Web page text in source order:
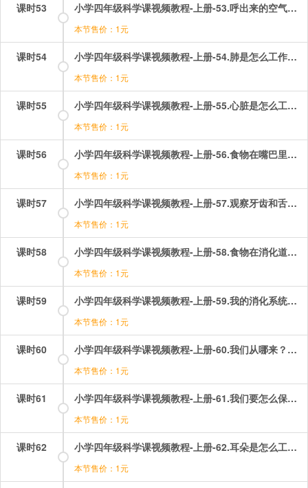
课时53 小学四年级科学课视频教程-上册-53.呼出来的空气.mp4
本节售价：1元
课时54 小学四年级科学课视频教程-上册-54.肺是怎么工作的？.mp4
本节售价：1元
课时55 小学四年级科学课视频教程-上册-55.心脏是怎么工作的？.mp4
本节售价：1元
课时56 小学四年级科学课视频教程-上册-56.食物在嘴巴里的变化.mp4
本节售价：1元
课时57 小学四年级科学课视频教程-上册-57.观察牙齿和舌头.mp4
本节售价：1元
课时58 小学四年级科学课视频教程-上册-58.食物在消化道里的变化.mp4
本节售价：1元
课时59 小学四年级科学课视频教程-上册-59.我的消化系统.mp4
本节售价：1元
课时60 小学四年级科学课视频教程-上册-60.我们从哪来？.mp4
本节售价：1元
课时61 小学四年级科学课视频教程-上册-61.我们要怎么保护自己！.mp4
本节售价：1元
课时62 小学四年级科学课视频教程-上册-62.耳朵是怎么工作的？.mp4
本节售价：1元